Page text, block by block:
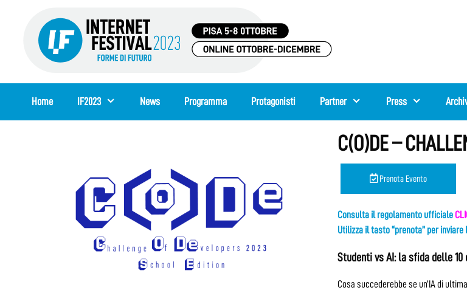
Home IF2023 News Programma Protagonisti Partner Press
C(O)DE –
Prenota Evento
Consulta il regolamento ufficiale
Utilizza il tasto “prenota” per
Studenti vs AI: la sfida delle 10
Cosa succederebbe se un’IA di